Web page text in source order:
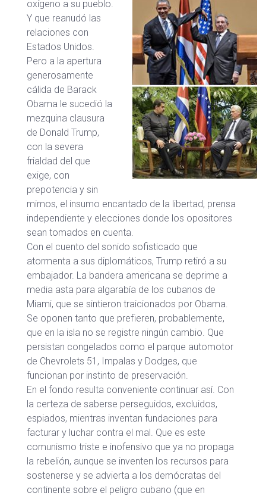
oxígeno a su pueblo.
Y que reanudó las
relaciones con
Estados Unidos.
Pero a la apertura
generosamente
cálida de Barack
Obama le sucedió la
mezquina clausura
de Donald Trump,
con la severa
frialdad del que
exige, con
prepotencia y sin
mimos, el insumo encantado de la libertad, prensa
independiente y elecciones donde los opositores
sean tomados en cuenta.
Con el cuento del sonido sofisticado que
atormenta a sus diplomáticos, Trump retiró a su
embajador. La bandera americana se deprime a
media asta para algarabía de los cubanos de
Miami, que se sintieron traicionados por Obama.
Se oponen tanto que prefieren, probablemente,
que en la isla no se registre ningún cambio. Que
persistan congelados como el parque automotor
de Chevrolets 51, Impalas y Dodges, que
funcionan por instinto de preservación.
En el fondo resulta conveniente continuar así. Con
la certeza de saberse perseguidos, excluidos,
espiados, mientras inventan fundaciones para
facturar y luchar contra el mal. Que es este
comunismo triste e inofensivo que ya no propaga
la rebelión, aunque se inventen los recursos para
sostenerse y se advierta a los demócratas del
continente sobre el peligro cubano (que en